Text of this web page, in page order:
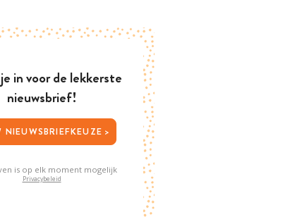
in voor de lekkerste
nieuwsbrief!
JOUW NIEUWSBRIEFKEUZE >
is op elk moment mogelijk
Privacybeleid